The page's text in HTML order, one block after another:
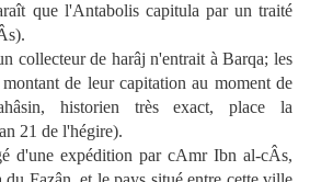
que l'Antabolis capitula par un traité
collecteur de harâj n'entrait à Barqa; les
de leur capitation au moment de
historien très exact, place la
21 de l'hégire).
d'une expédition par cAmr Ibn al-cÂs,